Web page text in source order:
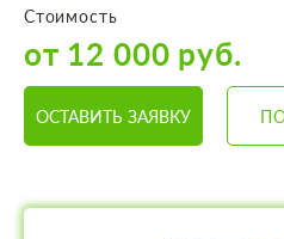
Стоимость
от 12 000 руб.
ОСТАВИТЬ ЗАЯВКУ